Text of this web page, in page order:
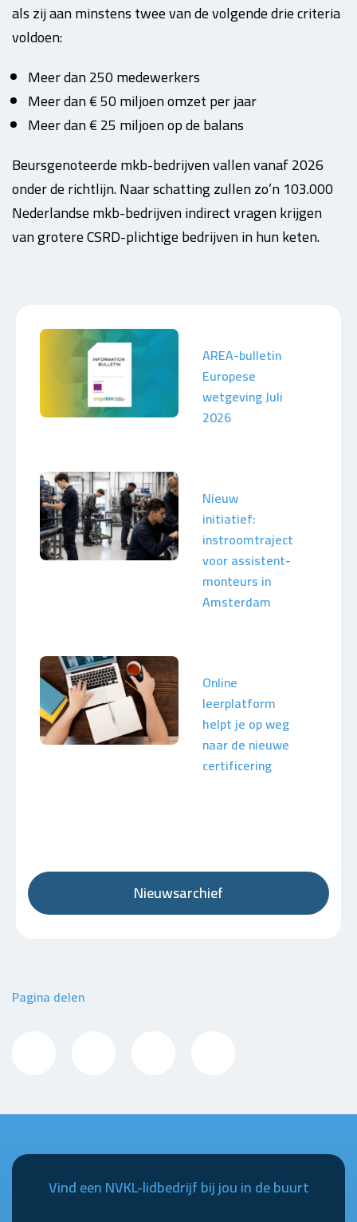
als zij aan minstens twee van de volgende drie criteria
voldoen:
Meer dan 250 medewerkers
Meer dan € 50 miljoen omzet per jaar
Meer dan € 25 miljoen op de balans
Beursgenoteerde mkb-bedrijven vallen vanaf 2026
onder de richtlijn.Naar schatting zullen zo’n 103.000
Nederlandse mkb-bedrijven indirect vragen krijgen
van grotere CSRD-plichtige bedrijven in hun keten.
AREA-bulletin
Europese
wetgeving Juli
2026
Nieuw
initiatief:
instroomtraject
voor assistent-
monteurs in
Amsterdam
Online
leerplatform
helpt je op weg
naar de nieuwe
certificering
Nieuwsarchief
Pagina delen
Vind een NVKL-lidbedrijf bij jou in de buurt